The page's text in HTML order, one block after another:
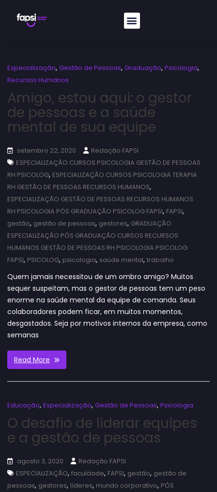
Especialização, Gestão de Pessoas, Graduação, Psicologia,
Recursos Humanos
Amigo, estou aqui: o gestor
de pessoas e a saúde
mental de sua equipe
setembro 22, 2020
Redação FAPSI
ESPECIALIZAÇÃO CURSOS PSICOLOGIA GESTÃO DE PESSOAS
RH PSICOLOG, ESPECIALIZAÇÃO CURSOS PSICOLOGIA TERAPIA
RH GESTÃO DE PESSOAS RECURSOS HUMANOS,
ESPECIALIZAÇÃO GESTÃO DE PESSOAS RECURSOS HUMANOS
RH PSICOLOGIA PÓS GRADUAÇÃO PSICOLOG FAPSI, FAPSI,
gestão, gestão de pessoas, gestores, GRADUAÇÃO
ESPECIALIZAÇÃO PÓS GRADUAÇÃO CURSOS RECURSOS
HUMANOS GESTÃO DE PESSOAS RH PSICOLOGIA PSICOLOG
FAPSI, PSICOLOG, psicologia, saúde mental, trabalho
Quem jamais necessitou de um ombro amigo? Muitos
sequer suspeitam, mas o gestor de pessoas tem um peso
enorme na saúde mental da equipe de comanda. Seus
colaboradores podem ficar, em muitos momentos,
desgastados. Seja por motivos internos da empresa, como
semanas
Read More
Educação, Especialização, Gestão de Pessoas, Psicologia
O desafio de liderar equipes
e a gestão de pessoas
agosto 3, 2020
Redação FAPSI
ESPECIALIZAÇÃO, faculdade, FAPSI, gestão, gestão de
pessoas, gestores, líderes, mundo corporativo, PÓS